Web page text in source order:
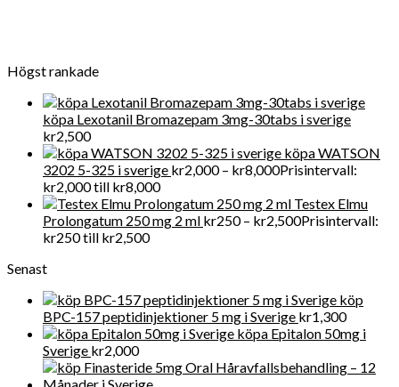
Högst rankade
köpa Lexotanil Bromazepam 3mg-30tabs i sverige
kr2,500
köpa WATSON
3202 5-325 i sverige kr2,000 – kr8,000Prisintervall:
kr2,000 till kr8,000
Testex Elmu
Prolongatum 250 mg 2 ml kr250 – kr2,500Prisintervall:
kr250 till kr2,500
Senast
köp
BPC-157 peptidinjektioner 5 mg i Sverige kr1,300
köpa Epitalon 50mg i
Sverige kr2,000